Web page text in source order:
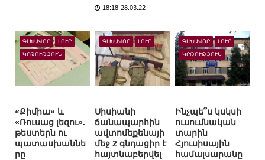
18:18-28.03.22
ԳԼԽԱՎՈՐ ԼՈՒՐ
ԿՐԹՈՒԹՅՈՒՆ
«Քիմիա» և
«Ռուսաց լեզու».
թեստերն ու
պատասխաննե
րը
ԳԼԽԱՎՈՐ ԼՈՒՐ
Սիսիանի
ճանապարհին
ավտոմեքենայի
մեջ 2 գնդացիր է
հայտնաբերվել
ԳԼԽԱՎՈՐ ԼՈՒՐ
ԿՐԹՈՒԹՅՈՒՆ
Ինչպե՞ս կսկսի
ուսումնական
տարին
Հյուսիսային
համալսարանը